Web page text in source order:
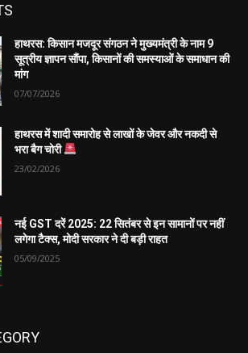
हाथरस: किसान मजदूर संगठन ने मुख्यमंत्री के नाम 9
सूत्रीय ज्ञापन सौंपा, किसानों की समस्याओं के समाधान की
मांग
07/07/2026
हाथरस में शादी समारोह से लाखों के जेवर और नकदी से
भरा बैग चोरी
23/02/2026
नई GST दरें 2025: 22 सितंबर से इन सामानों पर नहीं
लगेगा टैक्स, मोदी सरकार ने दी बड़ी राहत
05/09/2025